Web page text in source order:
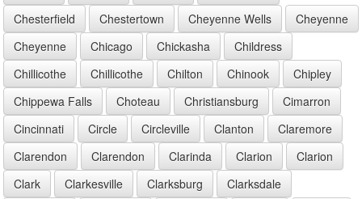
Chesterfield
Chestertown Cheyenne Wells
Cheyenne
Cheyenne
Chicago Chickasha
Childress
Chillicothe
Chillicothe Chilton Chinook
Chipley
Chippewa Falls
Choteau Christiansburg
Cimarron
Cincinnati
Circle Circleville Clanton
Claremore
Clarendon
Clarendon Clarinda Clarion
Clarion
Clark
Clarkesville Clarksburg
Clarksdale